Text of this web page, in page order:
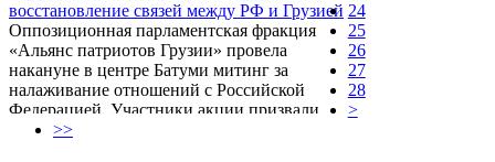
«Аккую» в Турции. На днях на
стройплощадку прибыло первое
крупногабаритное оборудование. Самым же
громким событием в двусторонних
отношениях стало, конечно же, начало
реализации контракта на поставку в
Турцию российских систем С-400. Какое-то
восстановление связей между РФ и Грузией
Оппозиционная парламентская фракция
«Альянс патриотов Грузии» провела
накануне в центре Батуми митинг за
налаживание отношений с Российской
Федерацией. Участники акции призвали
власти закрепить внеблоковый статус для
24
25
26
27
28
>
>>